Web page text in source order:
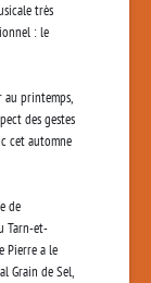
très
: le
printemps,
des gestes
cet automne
de
Tarn-et-
Pierre a le
Grain de Sel,